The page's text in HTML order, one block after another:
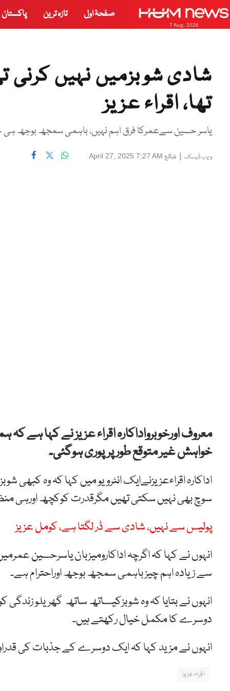
7 Aug, 2026
صفحۂ اول تازہ ترین پاکستان
شادی شوبزمیں نہیں
تھا، اقراء عزیز
یاسر حسین سےعمرکا فرق اہم نہیں، باہمی سمجھ بوجھ ہی
ویب ڈیسک | شائع April 27, 2025 7:27 AM
معروف اورخوبرواداکارہ اقراء عزیز نے کہا
خواہش غیر متوقع طور پرپوری ہوگئی۔
اداکارہ اقراءعزیزنےایک انٹرویو میں کہا کہ وہ
سوچ بھی نہیں سکتی تھیں مگرقدرت کوکچھ اورہی
پولیس سے نہیں، شادی سے ڈر لگتا ہے، کومل عزیز
انہوں نے کہا کہ اگرچہ اداکارومیزبان یاسرحسین
سے زیادہ اہم چیز باہمی سمجھ بوجھ اوراحترام ہے۔
انہوں نے بتایا کہ وہ شوبزکیساتھ ساتھ گھریلو
دوسرے کا مکمل خیال رکھتے ہیں۔
انہوں نے مزید کہا کہ ایک دوسرے کے جذبات کی
اقراء عزیز